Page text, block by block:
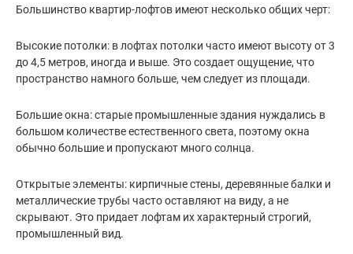
Большинство квартир-лофтов имеют несколько общих черт:
Высокие потолки: в лофтах потолки часто имеют высоту от 3
до 4,5 метров, иногда и выше. Это создает ощущение, что
пространство намного больше, чем следует из площади.
Большие окна: старые промышленные здания нуждались в
большом количестве естественного света, поэтому окна
обычно большие и пропускают много солнца.
Открытые элементы: кирпичные стены, деревянные балки и
металлические трубы часто оставляют на виду, а не
скрывают. Это придает лофтам их характерный строгий,
промышленный вид.